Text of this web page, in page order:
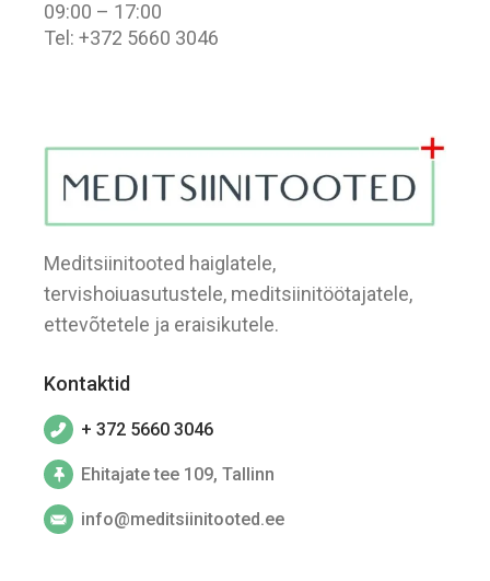
Meditsiinitooted haiglatele,
tervishoiuasutustele, meditsiinitöötajatele,
ettevõtetele ja eraisikutele.
Kontaktid
+ 372 5660 3046
Ehitajate tee 109, Tallinn
info@meditsiinitooted.ee
09:00 – 17:00
Tel: +372 5660 3046